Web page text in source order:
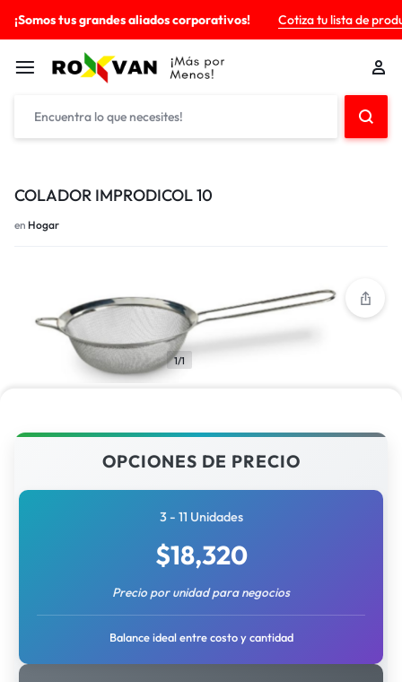
¡Somos tus grandes aliados corporativos! Cotiza tu lista de
COLADOR IMPRODICOL 10
en Hogar
1/1
OPCIONES DE PRECIO
3 - 11 Unidades
$18,320
Precio por unidad para negocios
Balance ideal entre costo y cantidad